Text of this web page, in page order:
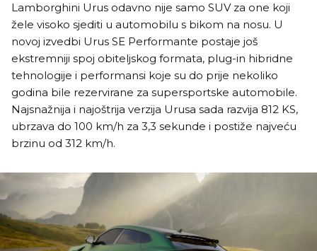
Lamborghini Urus odavno nije samo SUV za one koji
žele visoko sjediti u automobilu s bikom na nosu. U
novoj izvedbi Urus SE Performante postaje još
ekstremniji spoj obiteljskog formata, plug-in hibridne
tehnologije i performansi koje su do prije nekoliko
godina bile rezervirane za supersportske automobile.
Najsnažnija i najoštrija verzija Urusa sada razvija 812 KS,
ubrzava do 100 km/h za 3,3 sekunde i postiže najveću
brzinu od 312 km/h.